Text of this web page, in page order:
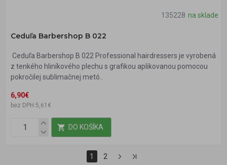
135228 na sklade
Ceduľa Barbershop B 022
Ceduľa Barbershop B 022 Professional hairdressers je vyrobená
z tenkého hliníkového plechu s grafikou aplikovanou pomocou
pokročilej sublimačnej metó..
6,90€
bez DPH:5,61€
DO KOŠÍKA
1
2